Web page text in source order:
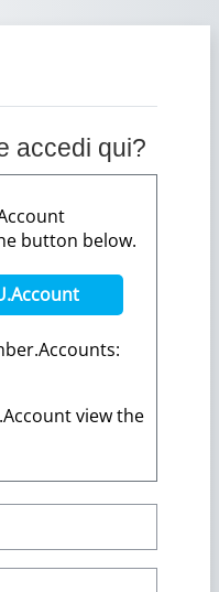
accedi qui?
button below.
view the